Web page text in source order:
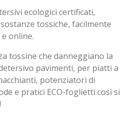
ecologici certificati,
tossiche, facilmente
online.
tossine che danneggiano la
pavimenti, per piatti a
potenziatori di
e pratici ECO-foglietti così si